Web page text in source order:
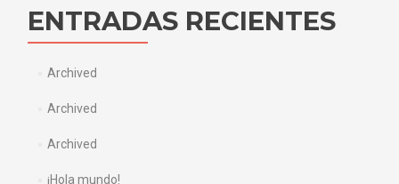
ENTRADAS RECIENTES
Archived
Archived
Archived
¡Hola mundo!